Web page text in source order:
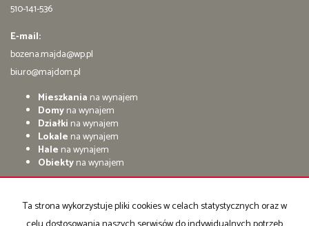
510-141-536
E-mail:
bozena.majda@wp.pl
biuro@majdom.pl
Mieszkania na wynajem
Domyna wynajem
Działki na wynajem
Lokale na wynajem
Hale na wynajem
Obiektyna wynajem
na sprzedaż
Działkina sprzedaż
Ta strona wykorzystuje pliki cookies w celach statystycznych oraz w